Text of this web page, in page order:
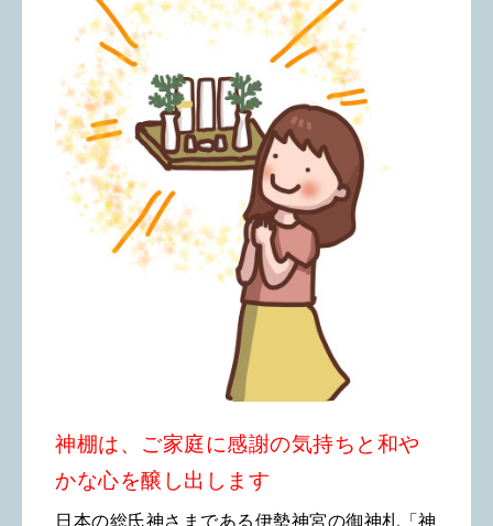
神棚は、ご家庭に感謝の気持ちと和や
かな心を醸し出します
日本の総氏神さまである伊勢神宮の御神札「神